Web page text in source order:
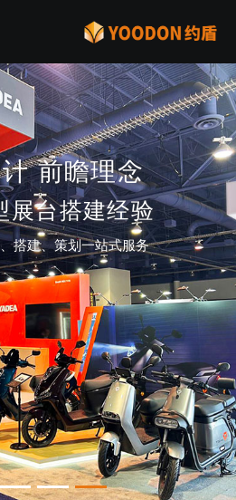
快豪华超跑
OWL
打造高端展台
海车展品牌营销 宣传 设计 搭
建
国际消费品博
览会
区排名前三
指定搭建商
前瞻理念
展台搭建经验
搭建、策划一站式服务
大型高端展会
定搭建商
知名品牌长期合作伙伴